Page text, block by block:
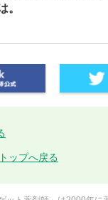
。
ップへ戻る